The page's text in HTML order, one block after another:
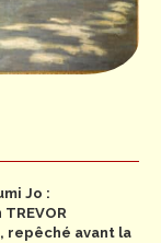
Jo :
repêché avant la